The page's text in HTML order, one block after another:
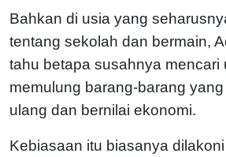
Bahkan di usia yang
tentang sekolah dan bermain,
tahu betapa susahnya mencari
memulung barang-barang
ulang dan bernilai ekonomi.
Kebiasaan itu biasanya